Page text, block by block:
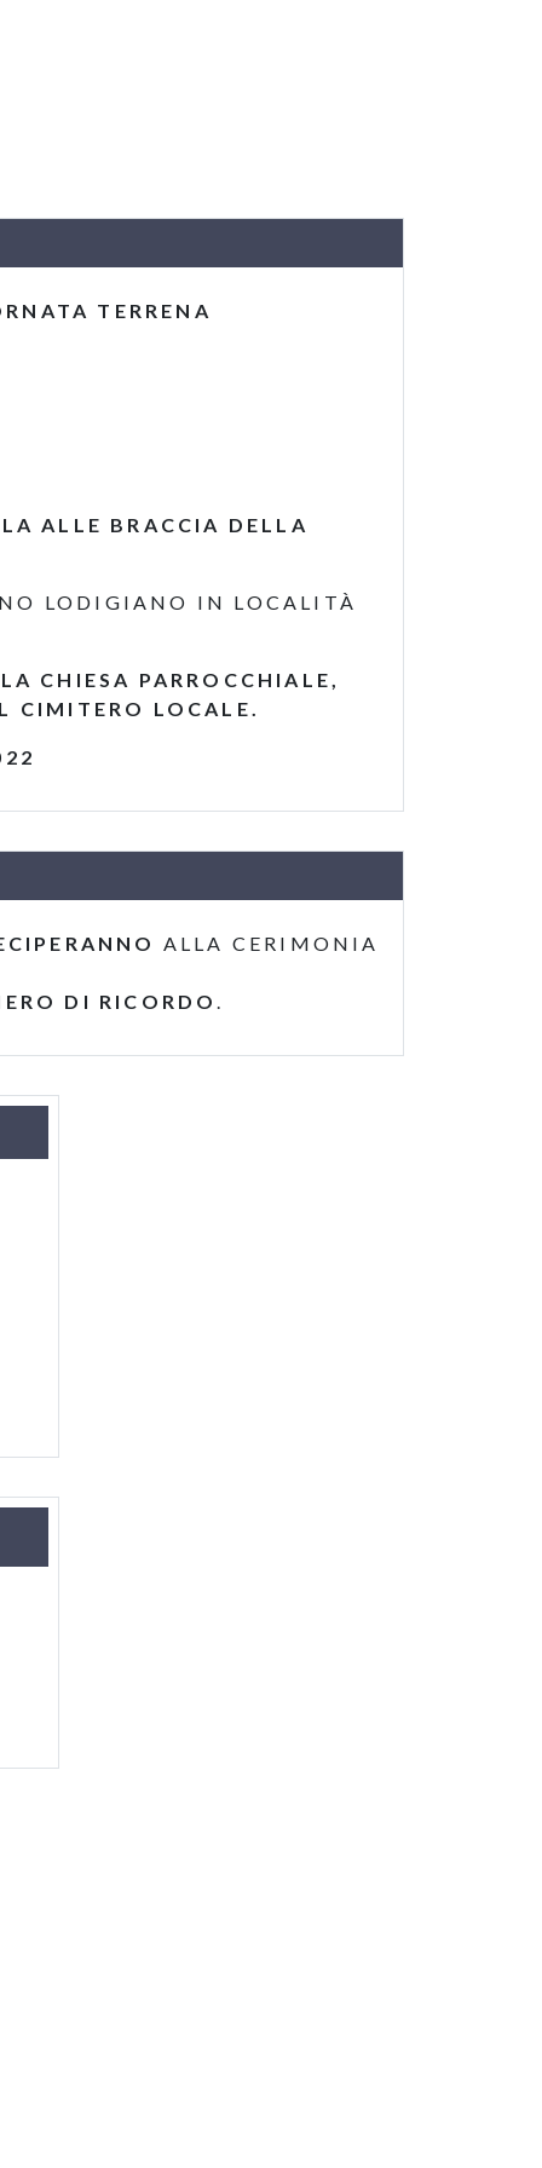
TERRENA
ALLE BRACCIA DELLA
LODIGIANO IN LOCALITÀ
CHIESA PARROCCHIALE,
CIMITERO LOCALE.
ALLA CERIMONIA
DI RICORDO.